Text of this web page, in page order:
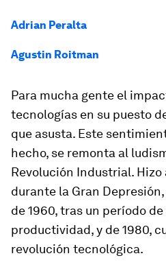
Adrian Peralta
Agustin Roitman
Para mucha gente el
tecnologías en su puesto
que asusta. Este
hecho, se remonta al
Revolución Industrial.
durante la Gran
de 1960, tras un período
productividad, y de 1980,
revolución tecnológica.